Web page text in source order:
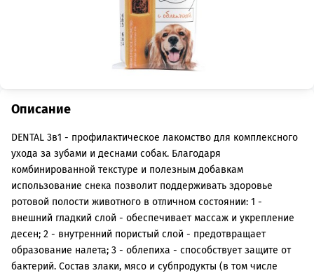
Описание
DENTAL 3в1 - профилактическое лакомство для комплексного
ухода за зубами и деснами собак. Благодаря
комбинированной текстуре и полезным добавкам
использование снека позволит поддерживать здоровье
ротовой полости животного в отличном состоянии: 1 -
внешний гладкий слой - обеспечивает массаж и укрепление
десен; 2 - внутренний пористый слой - предотвращает
образование налета; 3 - облепиха - способствует защите от
бактерий. Состав злаки, мясо и субпродукты (в том числе